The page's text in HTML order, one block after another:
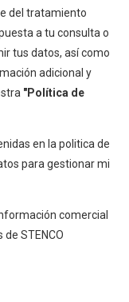
del tratamiento
a tu consulta o
tus datos, así como
adicional y
"Política de
en la politica de
para gestionar mi
comercial
STENCO